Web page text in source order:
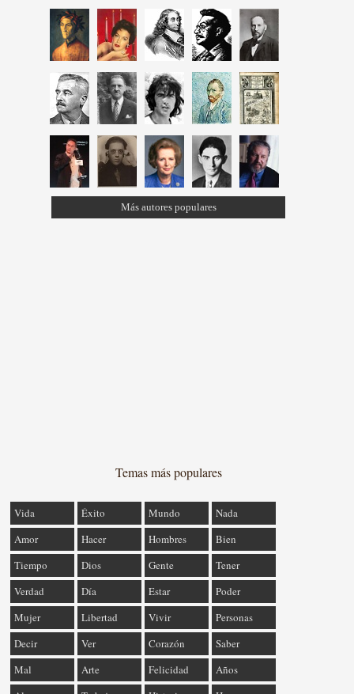
Más autores populares
Temas más populares
Vida Éxito Mundo
Nada
Amor
Hacer Hombres
Bien
Tiempo
Dios Gente
Tener
Verdad
Día Estar
Poder
Mujer
Libertad Vivir
Personas
Decir
Ver Corazón
Saber
Mal
Arte Felicidad
Años